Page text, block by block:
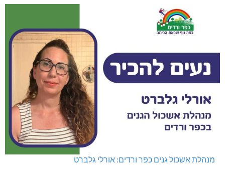
מנהלת אשכול גנים כפר ורדים: אורלי גלברט